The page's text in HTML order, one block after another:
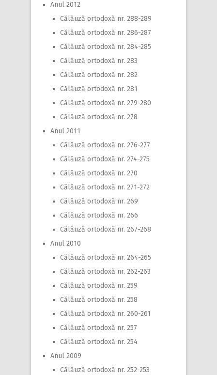
Anul 2012
Călăuză ortodoxă nr. 288-289
Călăuză ortodoxă nr. 286-287
Călăuză ortodoxă nr. 284-285
Călăuză ortodoxă nr. 283
Călăuză ortodoxă nr. 282
Călăuză ortodoxă nr. 281
Călăuză ortodoxă nr. 279-280
Călăuză ortodoxă nr. 278
Anul 2011
Călăuză ortodoxă nr. 276-277
Călăuză ortodoxă nr. 274-275
Călăuză ortodoxă nr. 270
Călăuză ortodoxă nr. 271-272
Călăuză ortodoxă nr. 269
Călăuză ortodoxă nr. 266
Călăuză ortodoxă nr. 267-268
Anul 2010
Călăuză ortodoxă nr. 264-265
Călăuză ortodoxă nr. 262-263
Călăuză ortodoxă nr. 259
Călăuză ortodoxă nr. 258
Călăuză ortodoxă nr. 260-261
Călăuză ortodoxă nr. 257
Călăuză ortodoxă nr. 254
Anul 2009
Călăuză ortodoxă nr. 252-253